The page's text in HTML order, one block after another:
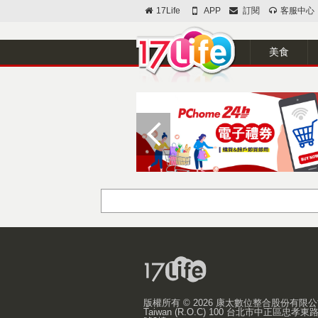
17Life APP 訂閱 客服中心
美食
版權所有 © 2026 康太數位整合股份有限
Taiwan (R.O.C) 100 台北市中正區忠孝東